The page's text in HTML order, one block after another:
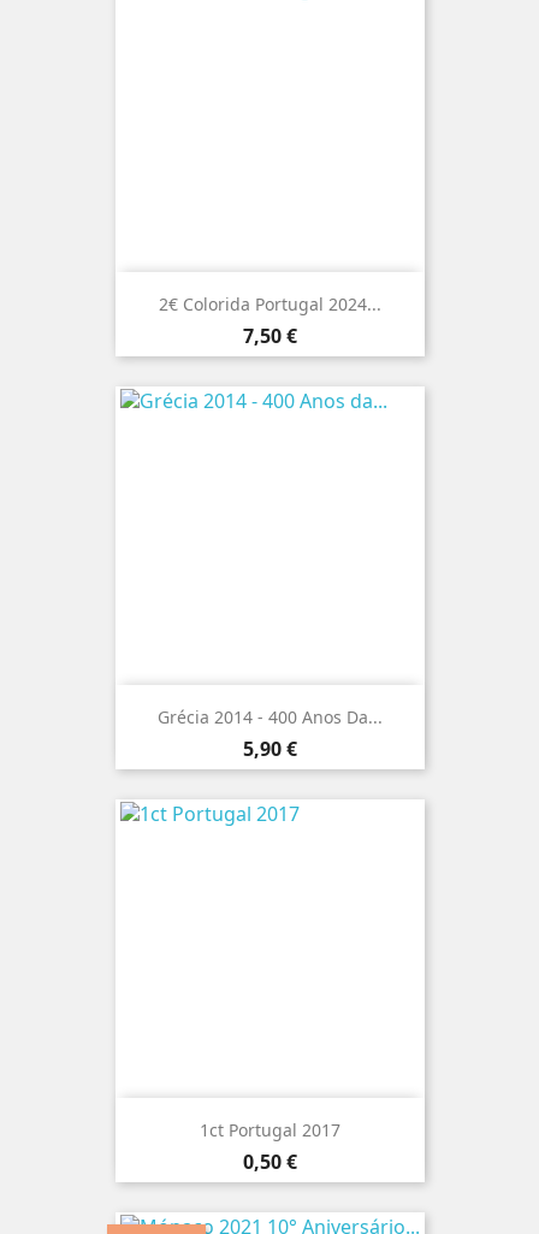
2€ Colorida Portugal 2024...
Preço
7,50 €
Grécia 2014 - 400 Anos Da...
Preço
5,90 €
1ct Portugal 2017
Preço
0,50 €